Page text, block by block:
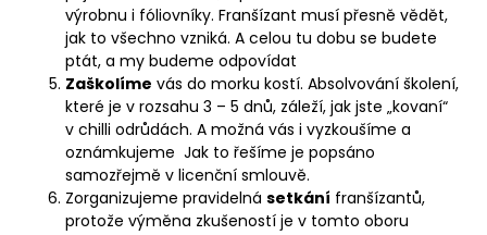
výrobnu i fóliovníky. Franšízant musí přesně vědět,
jak to všechno vzniká. A celou tu dobu se budete
ptát, a my budeme odpovídat
Zaškolíme vás do morku kostí. Absolvování školení,
které je v rozsahu 3 – 5 dnů, záleží, jak jste „kovaní“
v chilli odrůdách. A možná vás i vyzkoušíme a
oznámkujeme Jak to řešíme je popsáno
samozřejmě v licenční smlouvě.
Zorganizujeme pravidelná setkání franšízantů,
protože výměna zkušeností je v tomto oboru